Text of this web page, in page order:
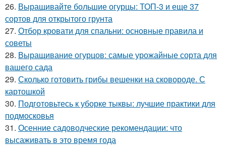
26. Выращивайте большие огурцы: ТОП-3 и еще 37
сортов для открытого грунта
27. Отбор кровати для спальни: основные правила и
советы
28. Выращивание огурцов: самые урожайные сорта для
вашего сада
29. Сколько готовить грибы вешенки на сковороде. С
картошкой
30. Подготовьтесь к уборке тыквы: лучшие практики для
подмосковья
31. Осенние садоводческие рекомендации: что
высаживать в это время года